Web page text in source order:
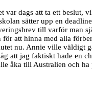
var dags att ta ett beslut,
sätter upp en
till varför man
för att hinna med alla
nu. Annie ville väldigt
att jag faktiskt hade en
åka till Australien och ha